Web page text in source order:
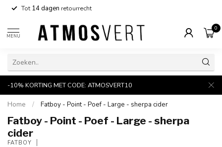
Tot14 dagen retourrecht
MENU
0
-10% KORTING MET CODE: ATMOSVERT10
Home / Fatboy - Point - Poef - Large - sherpa cider
Fatboy - Point - Poef - Large - sherpa
cider
FATBOY